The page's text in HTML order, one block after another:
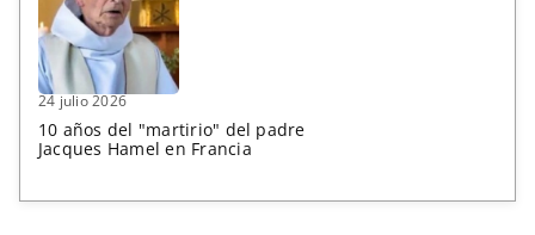
24 julio 2026
10 años del "martirio" del padre
Jacques Hamel en Francia